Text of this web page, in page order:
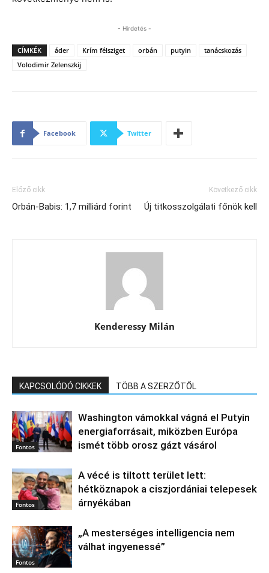
- Hirdetés -
CÍMKÉK áder Krím félsziget orbán putyin
tanácskozás
Volodimir Zelenszkij
Facebook Twitter
Előző cikk
Orbán-Babis: 1,7 milliárd forint
Következő cikk
Új titkosszolgálati főnök kell
Kenderessy Milán
KAPCSOLÓDÓ CIKKEK TÖBB A SZERZŐTŐL
Fontos
Washington vámokkal vágná el Putyin
energiaforrásait, miközben Európa
ismét több orosz gázt vásárol
Fontos
A vécé is tiltott terület lett:
hétköznapok a ciszjordániai telepesek
árnyékában
Fontos
„A mesterséges intelligencia nem
válhat ingyenessé”